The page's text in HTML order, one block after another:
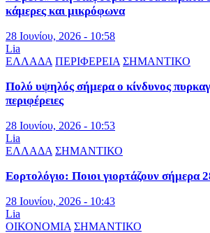
κάμερες και μικρόφωνα
28 Ιουνίου, 2026 - 10:58
Lia
ΕΛΛΑΔΑ ΠΕΡΙΦΕΡΕΙΑ ΣΗΜΑΝΤΙΚΟ
Πολύ υψηλός σήμερα ο κίνδυνος
περιφέρειες
28 Ιουνίου, 2026 - 10:53
Lia
ΕΛΛΑΔΑ ΣΗΜΑΝΤΙΚΟ
Εορτολόγιο: Ποιοι γιορτάζουν σήμερα
28 Ιουνίου, 2026 - 10:43
Lia
ΟΙΚΟΝΟΜΙΑ ΣΗΜΑΝΤΙΚΟ